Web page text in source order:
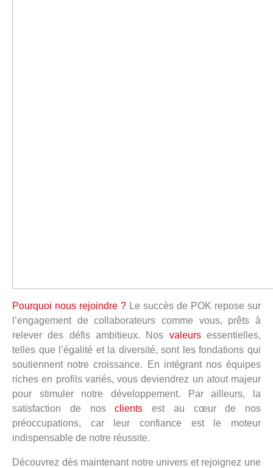
Pourquoi nous rejoindre ? Le succès de POK repose sur
l’engagement de collaborateurs comme vous, prêts à
relever des défis ambitieux. Nos valeursessentielles,
telles que l’égalité et la diversité, sont les fondations qui
soutiennent notre croissance. En intégrant nos équipes
riches en profils variés, vous deviendrez un atout majeur
pour stimuler notre développement. Par ailleurs, la
satisfaction de nosclients est au cœur de nos
préoccupations, car leur confiance est le moteur
indispensable de notre réussite.
Découvrez dès maintenant notre univers et rejoignez une